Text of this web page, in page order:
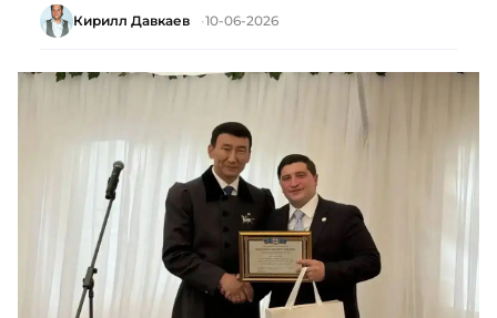
Кирилл Давкаев 10-06-2026